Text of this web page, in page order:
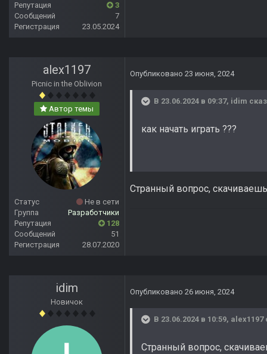
Репутация
3
Сообщений
7
Регистрация
23.05.2024
alex1197
Picnic in the Oblivion
Автор темы
Статус
Не в сети
Группа
Разработчики
Репутация
128
Сообщений
51
Регистрация
28.07.2020
Опубликовано 23 июня, 2024
В 23.06.2024 в 09:37, idim
как начать играть ???
Странный вопрос,
idim
Новичок
Опубликовано 26 июня, 2024
В 23.06.2024 в 10:59, alex1197
Странный вопрос,